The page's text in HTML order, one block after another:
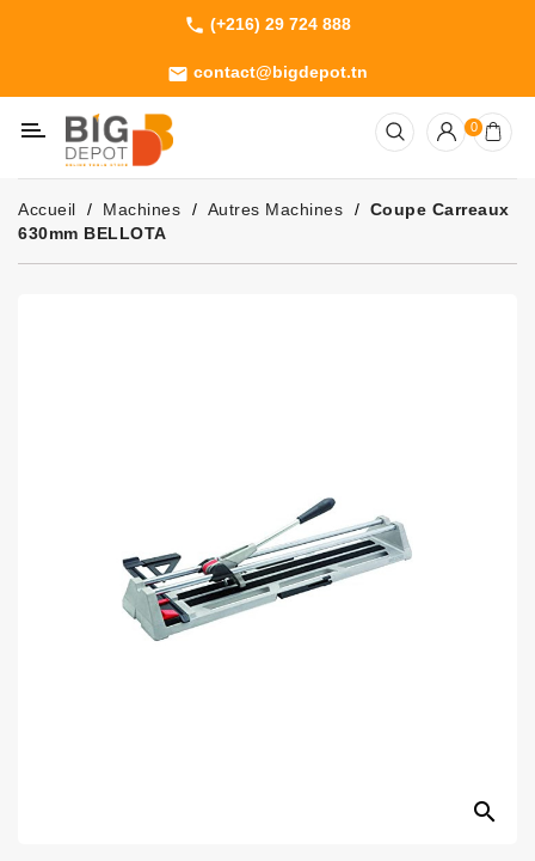
phone (+216) 29 724 888
email contact@bigdepot.tn
Machines
Outillage
Jardinage
Consommables
0
Accueil Machines Autres Machines
Coupe Carreaux
630mm BELLOTA
search